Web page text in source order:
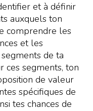
et à définir
auxquels ton
comprendre les
et les
de ta
ces segments, ton
de valeur
spécifiques de
tes chances de